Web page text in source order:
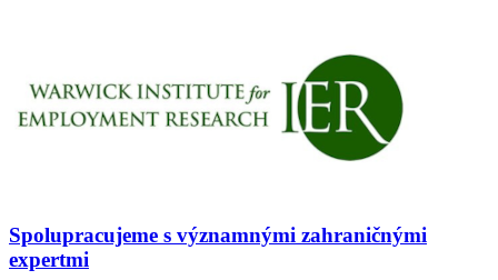
Spolupracujeme s významnými zahraničnými
expertmi